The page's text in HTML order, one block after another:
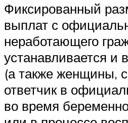
Фиксированный
выплат с
неработающего
устанавливается и
(а также женщины,
ответчик в
во время